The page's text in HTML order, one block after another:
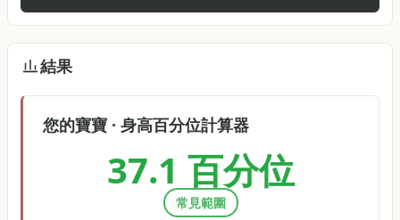
結果
您的寶寶· 身高百分位計算器
37.1 百分位
常見範圍